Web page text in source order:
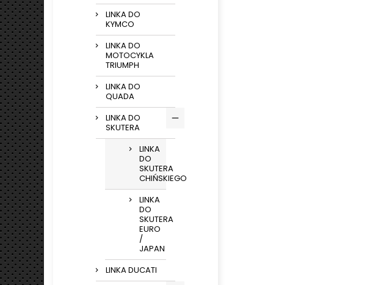
LINKA DO
KYMCO
LINKA DO
MOTOCYKLA
TRIUMPH
LINKA DO
QUADA
LINKA DO
SKUTERA
LINKA
DO
SKUTERA
CHIŃSKIEGO
LINKA
DO
SKUTERA
EURO
/
JAPAN
LINKA DUCATI